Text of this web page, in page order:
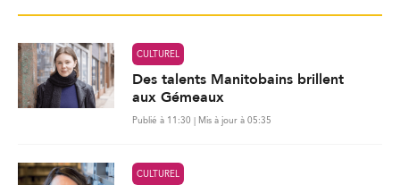
CULTUREL
Des talents Manitobains brillent
aux Gémeaux
Publié à 11:30 | Mis à jour à 05:35
CULTUREL